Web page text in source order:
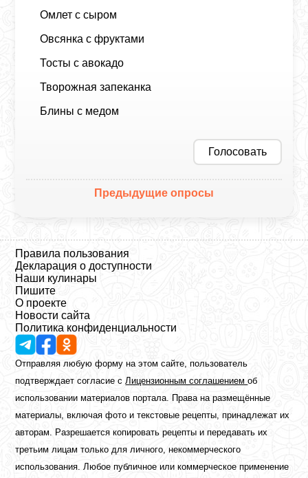
Омлет с сыром
Овсянка с фруктами
Тосты с авокадо
Творожная запеканка
Блины с медом
Голосовать
Предыдущие опросы
Правила пользования
Декларация о доступности
Наши кулинары
Пишите
О проекте
Новости сайта
Политика конфиденциальности
Отправляя любую форму на этом сайте, пользователь
подтверждает согласие сЛицензионным соглашениемоб
использовании материалов портала. Права на размещённые
материалы, включая фото и текстовые рецепты, принадлежат их
авторам. Разрешается копировать рецепты и передавать их
третьим лицам только для личного, некоммерческого
использования. Любое публичное или коммерческое применение